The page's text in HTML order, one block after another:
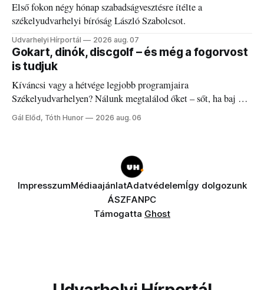
Első fokon négy hónap szabadságvesztésre ítélte a
székelyudvarhelyi bíróság László Szabolcsot.
Udvarhelyi Hírportál 2026 aug. 07
Gokart, dinók, discgolf – és még a fogorvost
is tudjuk
Kíváncsi vagy a hétvége legjobb programjaira
Székelyudvarhelyen? Nálunk megtalálod őket – sőt, ha baj van
a fogaddal, a fogorvosi ügyeletet is!
Gál Előd, Tóth Hunor 2026 aug. 06
ImpresszumMédiaajánlatAdatvédelemÍgy dolgozunk
ÁSZFANPC
Támogatta Ghost